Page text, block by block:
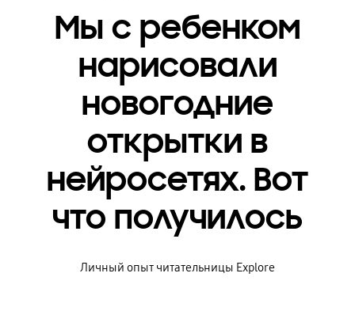
Мы с ребенком
нарисовали
новогодние
открытки в
нейросетях. Вот
что получилось
Личный опыт читательницы Explore